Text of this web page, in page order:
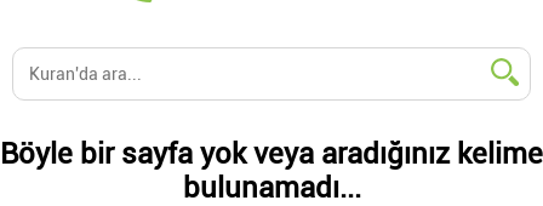
Böyle bir sayfa yok veya aradığınız kelime
bulunamadı...